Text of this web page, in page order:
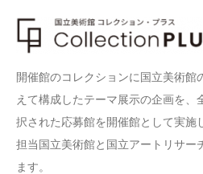
開催館のコレクションに国立美術館
えて構成したテーマ展示の企画を、
択された応募館を開催館として実施
担当国立美術館と国立アートリサー
ます。